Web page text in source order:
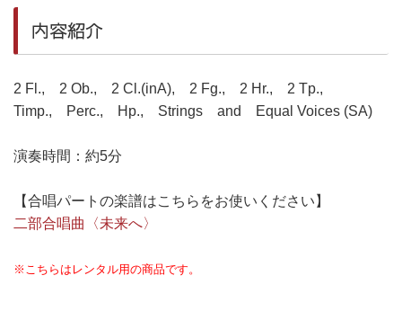
内容紹介
2 Fl., 2 Ob., 2 Cl.(inA), 2 Fg., 2 Hr., 2 Tp.,
Timp., Perc., Hp., Strings and Equal Voices (SA)
演奏時間：約5分
【合唱パートの楽譜はこちらをお使いください】
二部合唱曲〈未来へ〉
※こちらはレンタル用の商品です。